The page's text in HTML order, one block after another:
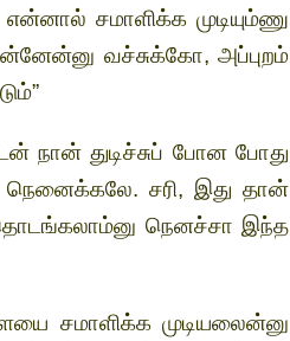
சமாளிக்க முடியும்ணு
வச்சுக்கோ, அப்புறம்
நான் துடிச்சுப் போன போது
நெனைக்கலே. சரி, இது தான்
நெனச்சா இந்த
சமாளிக்க முடியலைன்னு